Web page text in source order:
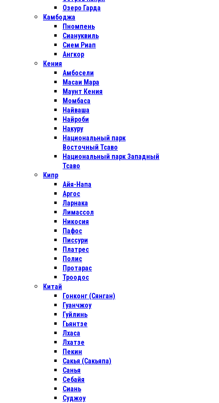
Озеро Гарда
Камбоджа
Пномпень
Сиануквиль
Сием Риап
Ангкор
Кения
Амбосели
Масаи Мара
Маунт Кения
Момбаса
Найваша
Найроби
Накуру
Национальный парк
Восточный Тсаво
Национальный парк Западный
Тсаво
Кипр
Айя-Напа
Аргос
Ларнака
Лимассол
Никосия
Пафос
Писсури
Платрес
Полис
Протарас
Троодос
Китай
Гонконг (Сянган)
Гуанчжоу
Гуйлинь
Гьянтзе
Лхаса
Лхатзе
Пекин
Сакья (Сакьяпа)
Санья
Себайя
Сиань
Суджоу